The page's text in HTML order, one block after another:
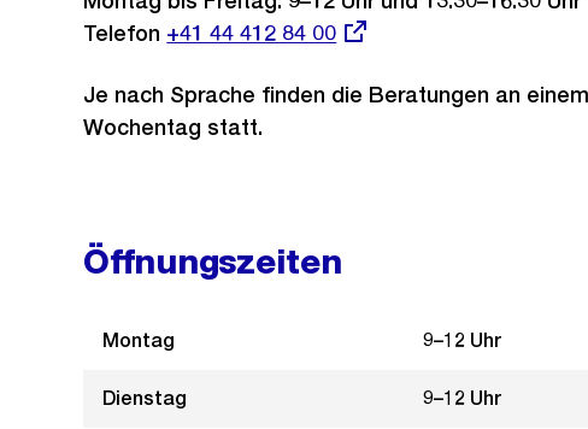
Telefon Externer
+41 44 412 84 00
Je nach Sprache finden die Beratungen an
Wochentag statt.
Öffnungszeiten
Montag 9–12 Uhr
Dienstag 9–12 Uhr